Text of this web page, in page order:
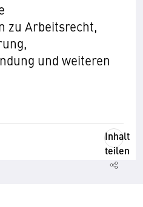
zu Arbeitsrecht,
und weiteren
Inhalt
teilen